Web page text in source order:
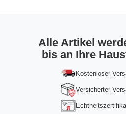
Alle Artikel
bis an Ihre
Kostenloser
Versicherter